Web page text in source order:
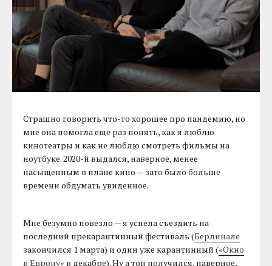
Страшно говорить что-то хорошее про пандемию, но
мне она помогла еще раз понять, как я люблю
кинотеатры и как не люблю смотреть фильмы на
ноутбуке. 2020-й выдался, наверное, менее
насыщенным в плане кино — зато было больше
времени обдумать увиденное.
Мне безумно повезло — я успела съездить на
последний прекарантинный фестиваль (Берлинале
закончился 1 марта) и один уже карантинный («Окно
в Европу» в декабре). Ну а топ получился, наверное,